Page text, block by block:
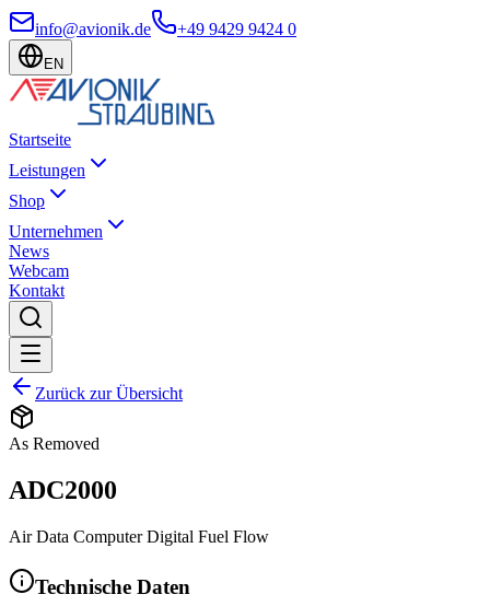
info@avionik.de +49 9429 9424 0
EN
Startseite
Leistungen
Shop
Unternehmen
News
Webcam
Kontakt
Zurück zur Übersicht
As Removed
ADC2000
Air Data Computer Digital Fuel Flow
Technische Daten